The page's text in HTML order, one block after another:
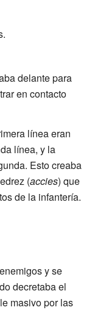
delante para
en contacto
línea eran
línea, y la
Esto creaba
(accies) que
de la infantería.
y se
decretaba el
masivo por las